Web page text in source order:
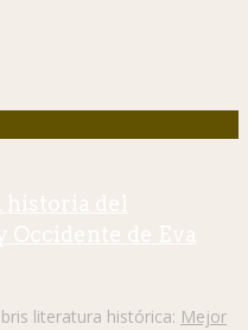
historia del
de Eva
literatura histórica: Mejor